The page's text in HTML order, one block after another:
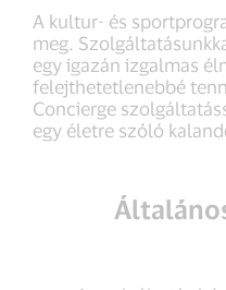
A kultur- és
meg.
egy igazán izgalmas
felejthetetlenebbé
Concierge
egy életre szóló